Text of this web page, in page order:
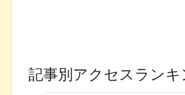
記事別アクセスランキ